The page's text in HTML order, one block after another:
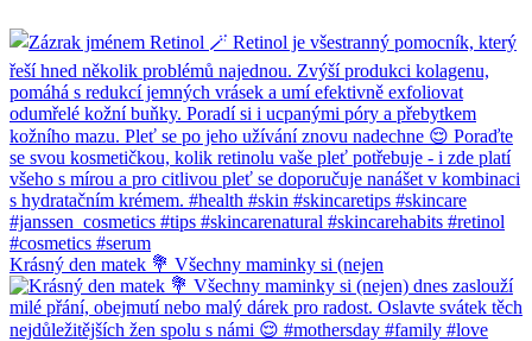
Krásný den matek 💐 Všechny maminky si (nejen